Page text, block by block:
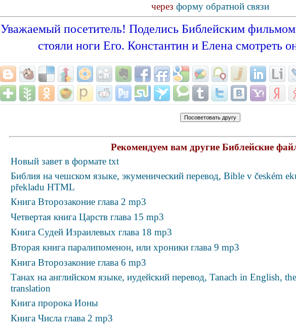
через форму обратной связи
Уважаемый посетитель! Поделись Библейским фильмом
стояли ноги Его. Константин и Елена смотреть
Рекомендуем вам другие Библейские
Новый завет в формате txt
Библия на чешском языке, экуменический перевод, Bible v českém
překladu HTML
Книга Второзаконие глава 2 mp3
Четвертая книга Царств глава 15 mp3
Книга Судей Израилевых глава 18 mp3
Вторая книга паралипоменон, или хроники глава 9 mp3
Книга Второзаконие глава 6 mp3
Танах на английском языке, иудейский перевод, Tanach in English,
translation
Книга пророка Ионы
Книга Числа глава 2 mp3